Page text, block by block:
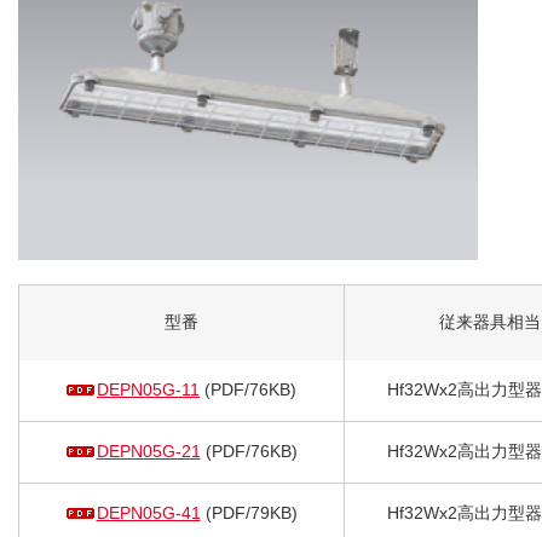
型番 従来器具相当
DEPN05G-11 (PDF/76KB) Hf32Wx2高出力型
DEPN05G-21 (PDF/76KB) Hf32Wx2高出力型
DEPN05G-41 (PDF/79KB) Hf32Wx2高出力型